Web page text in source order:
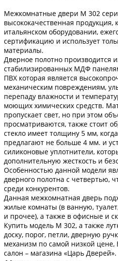
Межкомнатные двери M 302
высококачественная продукция,
итальянском оборудовании,
сертификацию и использует
материалы.
Дверное полотно производится
стабилизированных МДФ
ПВХ которая является
механическим повреждениям,
перепаду влажности и
моющих химических средств.
пропускает свет, но при этом
просматриваются, также стоит
стекло имеет толщину 5 мм,
предлагают не больше 4 мм. и
силиконовые уплотнители,
дополнительную жесткость и
Особенностью данной модели
дверного полотна с четвертью,
среди конкурентов.
Данная межкомнатная дверь
жилые комнаты (в ванную,
и прочее), а также в офисные и
Купить модель М 302, а также
доску, порог, петли, дверную
механизм по самой низкой
салон – магазина «Царь Дверей».